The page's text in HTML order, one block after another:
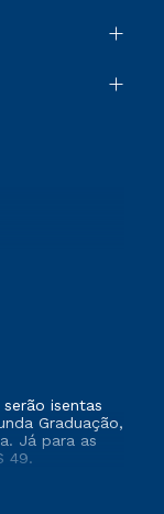
isentas
Graduação,
Já para as
49.